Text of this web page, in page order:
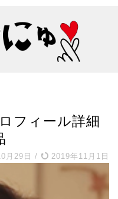
フィール詳細
月29日 / 2019年11月1日